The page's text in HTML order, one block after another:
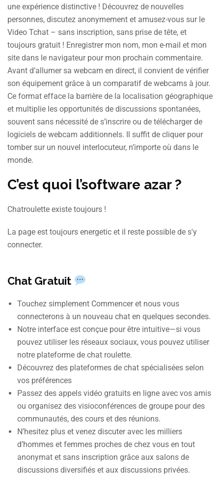
une expérience distinctive ! Découvrez de nouvelles
personnes, discutez anonymement et amusez-vous sur le
Video Tchat – sans inscription, sans prise de tête, et
toujours gratuit ! Enregistrer mon nom, mon e-mail et mon
site dans le navigateur pour mon prochain commentaire.
Avant d’allumer sa webcam en direct, il convient de vérifier
son équipement grâce à un comparatif de webcams à jour.
Ce format efface la barrière de la localisation géographique
et multiplie les opportunités de discussions spontanées,
souvent sans nécessité de s’inscrire ou de télécharger de
logiciels de webcam additionnels. Il suffit de cliquer pour
tomber sur un nouvel interlocuteur, n’importe où dans le
monde.
C’est quoi l’software azar ?
Chatroulette existe toujours !
La page est toujours energetic et il reste possible de s'y
connecter.
Chat Gratuit
Touchez simplement Commencer et nous vous
connecterons à un nouveau chat en quelques secondes.
Notre interface est conçue pour être intuitive—si vous
pouvez utiliser les réseaux sociaux, vous pouvez utiliser
notre plateforme de chat roulette.
Découvrez des plateformes de chat spécialisées selon
vos préférences
Passez des appels vidéo gratuits en ligne avec vos amis
ou organisez des visioconférences de groupe pour des
communautés, des cours et des réunions.
N’hesitez plus et venez discuter avec les milliers
d’hommes et femmes proches de chez vous en tout
anonymat et sans inscription grâce aux salons de
discussions diversifiés et aux discussions privées.